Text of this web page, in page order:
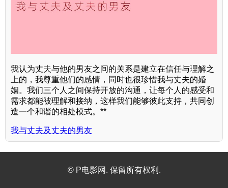
我认为丈夫与他的男友之间的关系是建立在信任与理解之
上的，我尊重他们的感情，同时也很珍惜我与丈夫的婚
姻。我们三个人之间保持开放的沟通，让每个人的感受和
需求都能被理解和接纳，这样我们能够彼此支持，共同创
造一个和谐的相处模式。**
我与丈夫及丈夫的男友
© P电影网. 保留所有权利.